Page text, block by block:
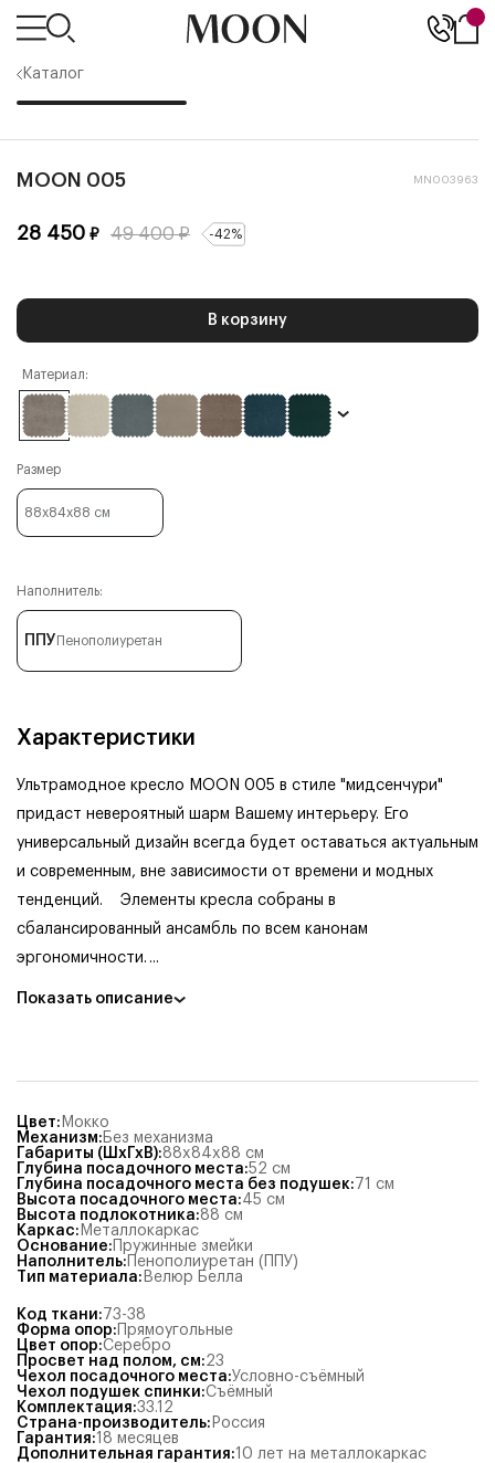
Каталог
MOON 005 MN003963
28 450 ₽ 49 400₽ -42%
В корзину
Материал:
Размер
88x84x88 см
Наполнитель:
ППУ Пенополиуретан
Характеристики
Ультрамодное кресло MOON 005 в стиле "мидсенчури"
придаст невероятный шарм Вашему интерьеру. Его
универсальный дизайн всегда будет оставаться актуальным
и современным, вне зависимости от времени и модных
тенденций.
Элементы кресла собраны в
сбалансированный ансамбль по всем канонам
эргономичности. ...
Показать описание
Цвет: Мокко
Механизм: Без механизма
Габариты (ШхГхВ):88x84x88 см
Глубина посадочного места:52 см
Глубина посадочного места без подушек: 71
см
Высота посадочного места:45 см
Высота подлокотника:88 см
Каркас: Металлокаркас
Основание: Пружинные змейки
Наполнитель: Пенополиуретан (ППУ)
Тип материала: Велюр Белла
Код ткани: 73-38
Форма опор: Прямоугольные
Цвет опор:Серебро
Просвет над полом, см:23
Чехол посадочного места:Условно-съёмный
Чехол подушек спинки:Съёмный
Комплектация:33.12
Страна-производитель: Россия
Гарантия:18 месяцев
Дополнительная гарантия:10 лет на металлокаркас